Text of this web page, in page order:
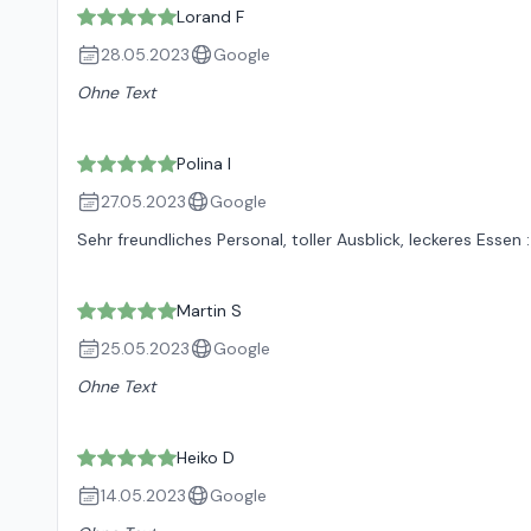
Lorand F
28.05.2023
Google
Ohne Text
Polina I
27.05.2023
Google
Sehr freundliches Personal, toller Ausblick, leckeres Essen
Martin S
25.05.2023
Google
Ohne Text
Heiko D
14.05.2023
Google